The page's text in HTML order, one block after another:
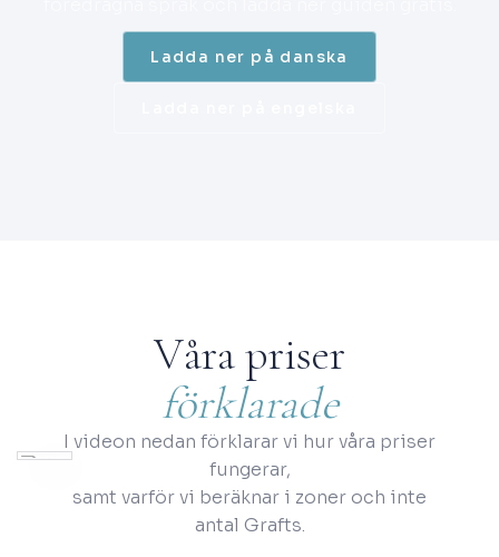
Ladda ner på danska
Våra priser
förklarade
I videon nedan förklarar vi hur våra priser
fungerar,
samt varför vi beräknar i zoner och inte
antal Grafts.